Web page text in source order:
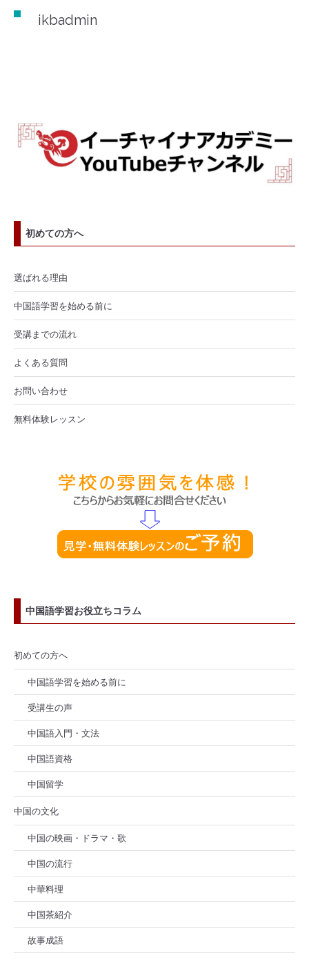
ikbadmin
初めての方へ
選ばれる理由
中国語学習を始める前に
受講までの流れ
よくある質問
お問い合わせ
無料体験レッスン
中国語学習お役立ちコラム
初めての方へ
中国語学習を始める前に
受講生の声
中国語入門・文法
中国語資格
中国留学
中国の文化
中国の映画・ドラマ・歌
中国の流行
中華料理
中国茶紹介
故事成語